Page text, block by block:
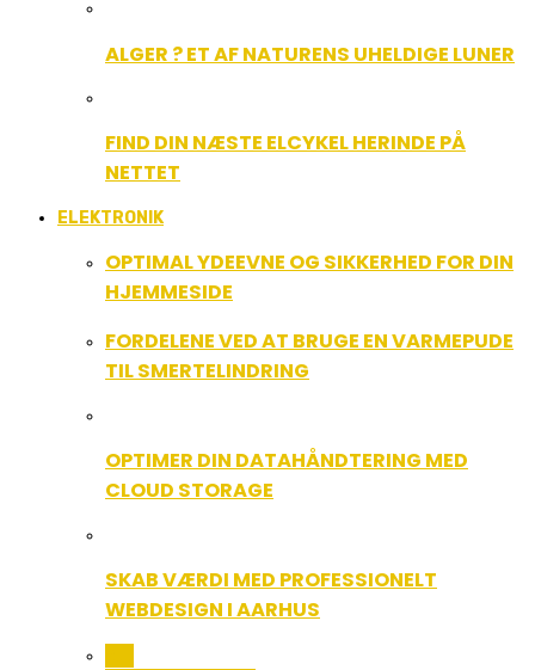
ALGER ? ET AF NATURENS UHELDIGE LUNER
FIND DIN NÆSTE ELCYKEL HERINDE PÅ
NETTET
ELEKTRONIK
OPTIMAL YDEEVNE OG SIKKERHED FOR DIN
HJEMMESIDE
FORDELENE VED AT BRUGE EN VARMEPUDE
TIL SMERTELINDRING
OPTIMER DIN DATAHÅNDTERING MED
CLOUD STORAGE
SKAB VÆRDI MED PROFESSIONELT
WEBDESIGN I AARHUS